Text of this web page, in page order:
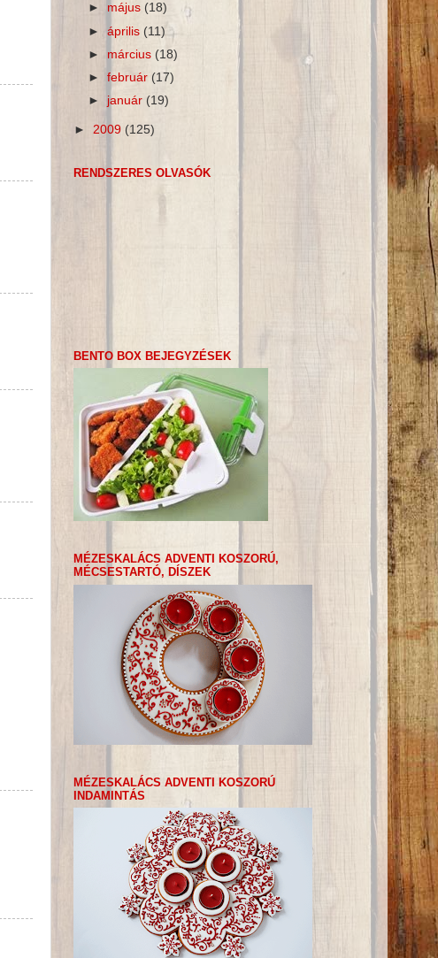
► május(18)
►április (11)
► március(18)
►február (17)
► január (19)
► 2009 (125)
RENDSZERES OLVASÓK
BENTO BOX BEJEGYZÉSEK
MÉZESKALÁCS ADVENTI KOSZORÚ,
MÉCSESTARTÓ, DÍSZEK
MÉZESKALÁCS ADVENTI KOSZORÚ
INDAMINTÁS